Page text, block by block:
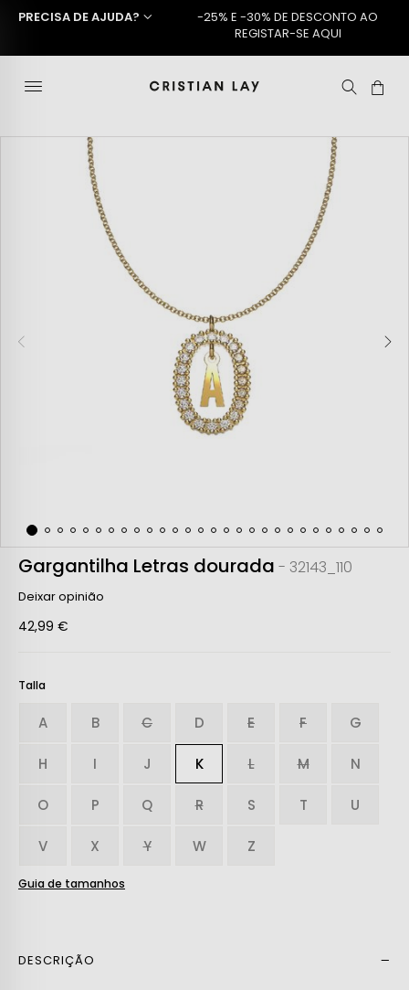
PRECISA DE AJUDA?
-25% E -30% DE DESCONTO AO
REGISTAR-SE AQUI
Gargantilha Letras dourada - 32143_110
Deixar opinião
42,99 €
Talla
A B C D E F G
H I J K L M N
O P Q R S T U
V X Y W Z
Guia de tamanhos
DESCRIÇÃO